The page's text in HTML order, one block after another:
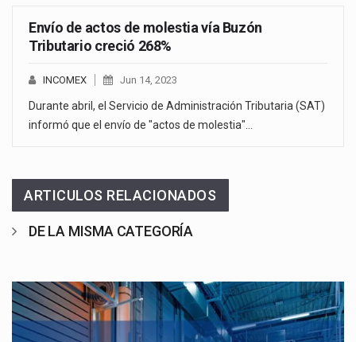
Envío de actos de molestia vía Buzón
Tributario creció 268%
INCOMEX Jun 14, 2023
Durante abril, el Servicio de Administración Tributaria (SAT)
informó que el envío de "actos de molestia"…
ARTICULOS RELACIONADOS
DE LA MISMA CATEGORÍA